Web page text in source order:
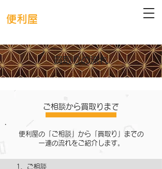
便利屋
買取りの流れ
ご相談から買取りまで
便利屋の「ご相談」から「買取り」までの
一連の流れをご紹介します。
1、ご相談